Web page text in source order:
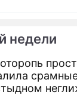
недели